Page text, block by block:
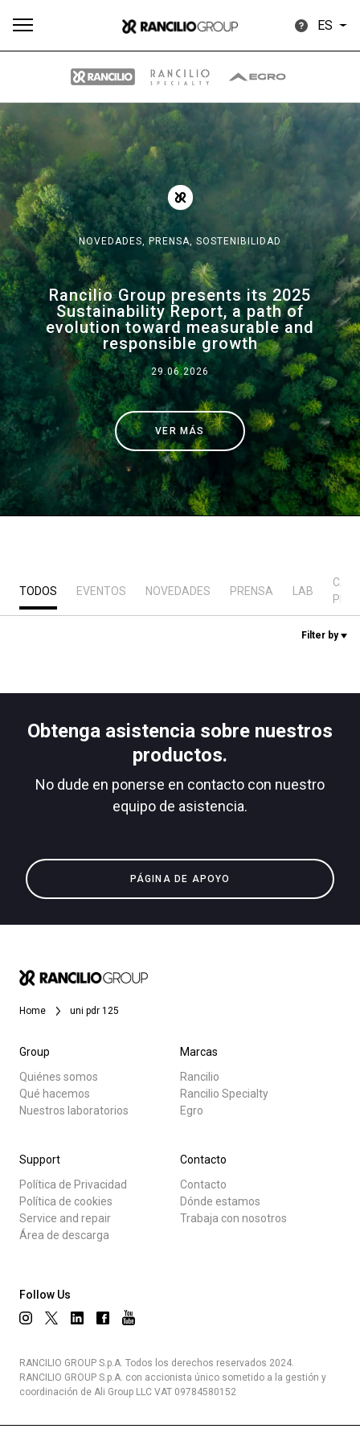
ES
NOVEDADES, PRENSA, SOSTENIBILIDAD
Rancilio Group presents its 2025
Sustainability Report, a path of
evolution toward measurable and
responsible growth
29.06.2026
VER MÁS
TODOS EVENTOS NOVEDADES PRENSA LAB
Filter by
Obtenga asistencia sobre nuestros
productos.
No dude en ponerse en contacto con nuestro
equipo de asistencia.
PÁGINA DE APOYO
Home uni pdr 125
Group
Quiénes somos
Qué hacemos
Nuestros laboratorios
Marcas
Rancilio
Rancilio Specialty
Egro
Support
Política de Privacidad
Política de cookies
Service and repair
Área de descarga
Contacto
Contacto
Dónde estamos
Trabaja con nosotros
Follow Us
RANCILIO GROUP S.p.A. Todos los derechos reservados 2024.
RANCILIO GROUP S.p.A. con accionista único sometido a la gestión y
coordinación de Ali Group LLC VAT 09784580152
Productos Descargar
Our brands
Group
Noticias
Historia
Nuestros laboratorios
Connect
Política de Privacidad